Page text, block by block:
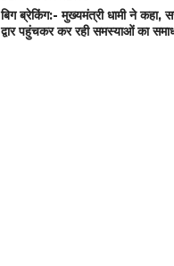
बिग ब्रेकिंग:- मुख्यमंत्री धामी ने कहा,
द्वार पहुंचकर कर रही समस्याओं का